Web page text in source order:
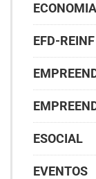
ECONOMIA
EFD-REINF
ESOCIAL
EVENTOS